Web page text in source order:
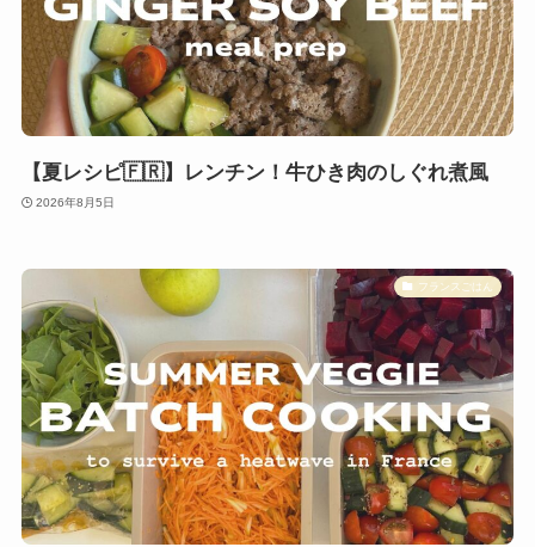
【夏レシピ🇫🇷】レンチン！牛ひき肉のしぐれ煮風
2026年8月5日
フランスごはん